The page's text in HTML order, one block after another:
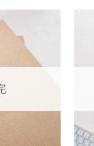
「願
望輕